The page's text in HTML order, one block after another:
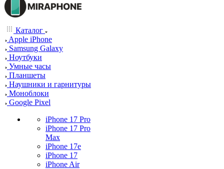
Каталог
Apple iPhone
Samsung Galaxy
Ноутбуки
Умные часы
Планшеты
Наушники и гарнитуры
Моноблоки
Google Pixel
iPhone 17 Pro
iPhone 17 Pro
Max
iPhone 17e
iPhone 17
iPhone Air